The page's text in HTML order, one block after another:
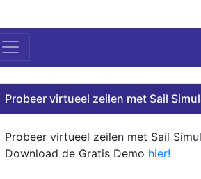
Probeer virtueel zeilen met Sail
Probeer virtueel zeilen met Sail
Download de Gratis Demo hier!